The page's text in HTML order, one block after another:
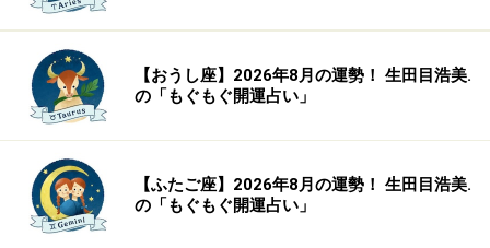
【おうし座】2026年8月の運勢！ 生田目浩美.
の「もぐもぐ開運占い」
【ふたご座】2026年8月の運勢！ 生田目浩美.
の「もぐもぐ開運占い」